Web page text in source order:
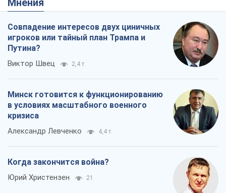
Мнения
Совпадение интересов двух циничных
игроков или тайный план Трампа и
Путина?
Виктор Швец 2,4 т.
Минск готовится к функционированию
в условиях масштабного военного
кризиса
Александр Левченко 4,4 т.
Когда закончится война?
Юрий Христензен 21